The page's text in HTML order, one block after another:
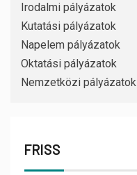
Irodalmi pályázatok
Kutatási pályázatok
Napelem pályázatok
Oktatási pályázatok
Nemzetközi pályázatok
FRISS